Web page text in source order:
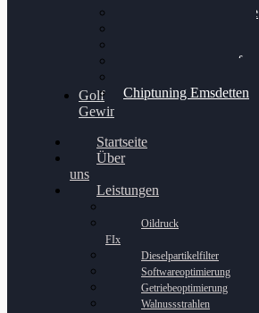
Bilgenroth Performance
Chiptuning Schüttorf
Chiptuning Emsdetten
Golf
Gewinnspiel
Startseite
Über
uns
Leistungen
Oildruck
FIx
Dieselpartikelfilter
Softwareoptimierung
Getriebeoptimierung
Walnussstrahlen